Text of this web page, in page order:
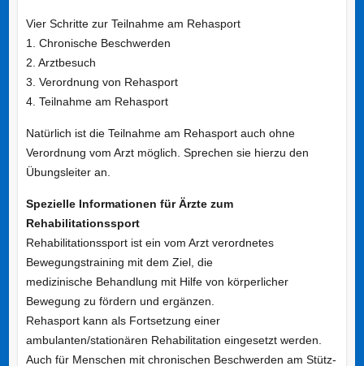
Vier Schritte zur Teilnahme am Rehasport
1. Chronische Beschwerden
2. Arztbesuch
3. Verordnung von Rehasport
4. Teilnahme am Rehasport
Natürlich ist die Teilnahme am Rehasport auch ohne
Verordnung vom Arzt möglich. Sprechen sie hierzu den
Übungsleiter an.
Spezielle Informationen für Ärzte zum
Rehabilitationssport
Rehabilitationssport ist ein vom Arzt verordnetes
Bewegungstraining mit dem Ziel, die
medizinische Behandlung mit Hilfe von körperlicher
Bewegung zu fördern und ergänzen.
Rehasport kann als Fortsetzung einer
ambulanten/stationären Rehabilitation eingesetzt werden.
Auch für Menschen mit chronischen Beschwerden am Stütz-